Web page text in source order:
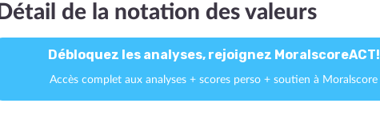
Détail de la notation des valeurs
Débloquez les analyses, rejoignez MoralscoreACT!
Accès complet aux analyses + scores perso + soutien à Moralscore